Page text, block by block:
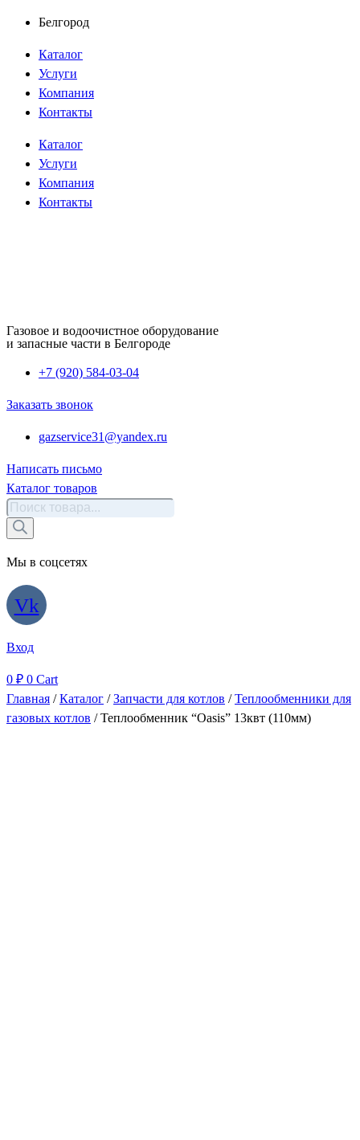
Перейти
содержимому
Белгород
Каталог
Услуги
Компания
Контакты
Каталог
Услуги
Компания
Контакты
Газовое и водоочистное оборудование
и запасные части в Белгороде
+7 (920) 584-03-04
Заказать звонок
gazservice31@yandex.ru
Написать письмо
Каталог товаров
Поиск
товаров
Мы в соцсетях
Vk
Вход
0 ₽ 0 Cart
Главная /Каталог /Запчасти для котлов /Теплообменники для
газовых котлов / Теплообменник “Oasis” 13квт (110мм)